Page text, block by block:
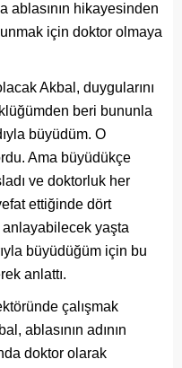
ablasının hikayesinden
için doktor olmaya
Akbal, duygularını
beri bununla
büyüdüm. O
Ama büyüdükçe
ve doktorluk her
ettiğinde dört
anlayabilecek yaşta
büyüdüğüm için bu
anlattı.
çalışmak
ablasının adının
doktor olarak